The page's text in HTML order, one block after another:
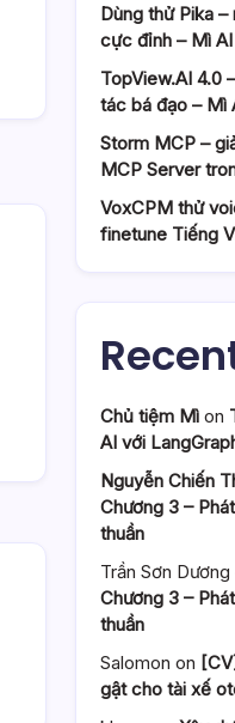
Dùng thử Pika
cực đỉnh – Mì AI
TopView.AI 4.0
tác bá đạo – Mì
Storm MCP –
MCP Server
VoxCPM thử
finetune Tiếng
Chủ tiệm Mì on
AI với
Nguyễn Chiến
Chương 3 –
thuần
Trần Sơn Dương
Chương 3 –
thuần
Salomon on
gật cho tài xế